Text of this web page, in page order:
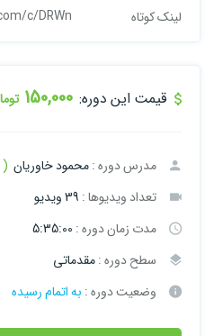
لینک کوتاه c/DRWn
قیمت این دوره: 150,000
مدرس دوره :محمود خاوریان (
تعداد ویدیوها : 39 ویدیو
مدت زمان دوره : 5:35:00
سطح دوره :مقدماتی
وضعیت دوره : به اتمام رسیده